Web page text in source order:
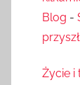
Blog -
Życie i